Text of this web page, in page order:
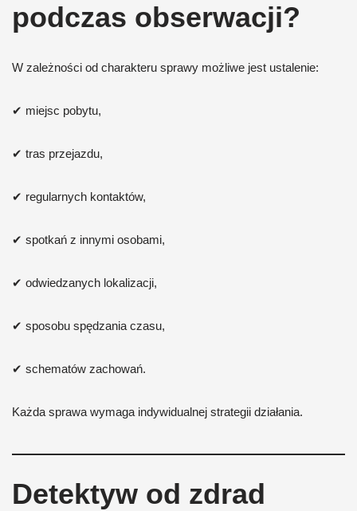
podczas obserwacji?
W zależności od charakteru sprawy możliwe jest ustalenie:
✔ miejsc pobytu,
✔ tras przejazdu,
✔ regularnych kontaktów,
✔ spotkań z innymi osobami,
✔ odwiedzanych lokalizacji,
✔ sposobu spędzania czasu,
✔ schematów zachowań.
Każda sprawa wymaga indywidualnej strategii działania.
Detektyw od zdrad